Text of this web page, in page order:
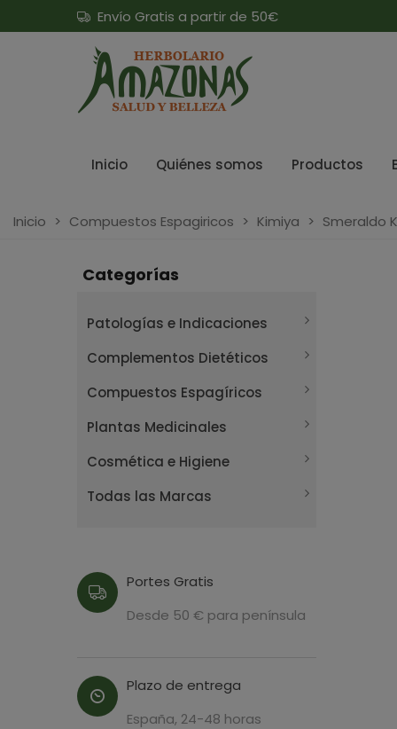
Envío Gratis a partir de 50€
Inicio Quiénes somos Productos
Inicio > Compuestos Espagiricos > Kimiya > Smeraldo
Categorías
Patologías e Indicaciones
Complementos Dietéticos
Compuestos Espagíricos
Plantas Medicinales
Cosmética e Higiene
Todas las Marcas
Portes Gratis
Desde 50 € para península
Plazo de entrega
España, 24-48 horas